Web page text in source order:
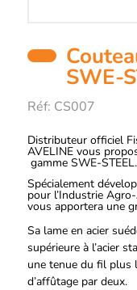
SWE-
Réf: CS007
Description
Distributeur officiel
AVELINE vous
gamme SWE-STEEL.
Spécialement
pour l’Industrie
vous apportera une
Sa lame en acier
supérieure à l’acier
une tenue du fil plus
d’affûtage par deux.